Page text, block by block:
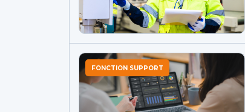
FONCTION SUPPORT